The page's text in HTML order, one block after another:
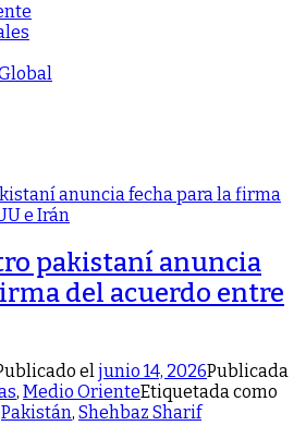
pakistaní anuncia
del acuerdo entre
eljunio 14, 2026Publicada
, Medio OrienteEtiquetada como
Pakistán, Shehbaz Sharif